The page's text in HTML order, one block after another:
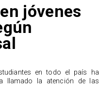
jóvenes
en todo el país ha
llamado la atención de las